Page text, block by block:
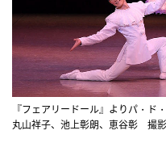
『フェアリードール』よりパ・ド
丸山祥子、池上彰朗、恵谷彰 撮影